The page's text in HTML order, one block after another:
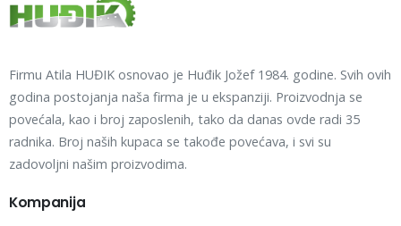
Firmu Atila HUĐIK osnovao je Huđik Jožef 1984. godine. Svih ovih
godina postojanja naša firma je u ekspanziji. Proizvodnja se
povećala, kao i broj zaposlenih, tako da danas ovde radi 35
radnika. Broj naših kupaca se takođe povećava, i svi su
zadovoljni našim proizvodima.
Kompanija